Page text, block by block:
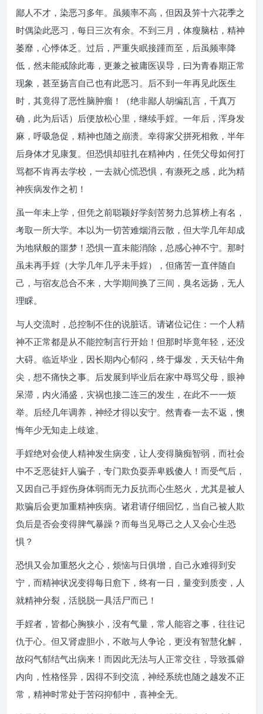
鄙人不才，染恶习多年。虽频率不高，但因及笄十六花季之
时偶染此恶习，每日三次有余。不到三月，体瘦脑枯，精神
萎靡，心悸体乏。过后，严重失眠接踵而至，后虽频率降
低，然未能戒除此毒，更兼之被庸医误导，曰为青春期正常
现象，甚至扬言自己也有此恶习。后不到一年再见此医生
时，其竟得了恶性脑肿瘤！（绝非鄙人胡编乱言，千真万
确，此为后话）后便放松心里，继续手婬。一年后，浑身发
麻，呼吸急促，精神也随之崩溃。幸得家父拼死相救，半年
后身体才见康复。但恐惧却驻扎在精神内，任凭父母如何打
骂都不肯再去学校，一去就心慌恐惧，有濒死之感，此为精
神疾病发作之初！
虽一年未上学，但凭之前聪颖好学刻苦努力总算榜上有名，
考取一所大学。本以为一切苦难烟消云散，但大学几年却成
为地狱般的噩梦！恐惧一直未能消除，总感心神不宁。那时
虽未再手婬（大学几年几乎未手婬），但痛苦一直伴随自
己，与宿友总合不来，大学期间换了三间，臭名远扬，无人
理睬。
与人交流时，总控制不住的说脏话。请诸位记住：一个人精
神不正常都是从不能控制言行开始！但那时毕竟年轻，还没
大碍。临近毕业，因长期内心郁闷，终于爆发，天天钻牛角
尖，想不痛快之事。后发展到毕业后在家中辱骂父母，眼神
呆滞，内火涌盛，灾祸也接二连三的发生，在此不一一烦
举。后经几年调养，神经才得以安宁。然青春一去不返，懊
悔年少无知走上歧途。
手婬绝对会使人精神发生病变，让人变得脑痴智弱，而社会
中不乏恶徒奸人骗子，专门欺负耍弄卑贱傻人！而受气后，
又因自己手婬伤身体弱而无力反抗而心生怒火，尤其是被人
欺骗后会更加重精神疾病。诸君请仔细回忆，当自己被人欺
负后是否会变得脾气暴躁？而每当见辱己之人又会心生恐
惧？
恐惧又会加重怒火之心，烦恼与日俱增，自己永难得到安
宁，而精神状况变得每日愈下，终有一日，量变到质变，人
就精神分裂，活脱脱一具活尸而已！
手婬者，皆都心胸狭小，没有气量，常人能容之事，往往记
仇于心。但又肾虚胆小，不敢与人争论，更没有智慧化解，
故闷气郁结气出病来！而因此无法与人正常交往，导致孤僻
内向，性格怪异，因得不到交流，神经系统也随之越发不正
常，精神时常处于苦闷抑郁中，喜神全无。